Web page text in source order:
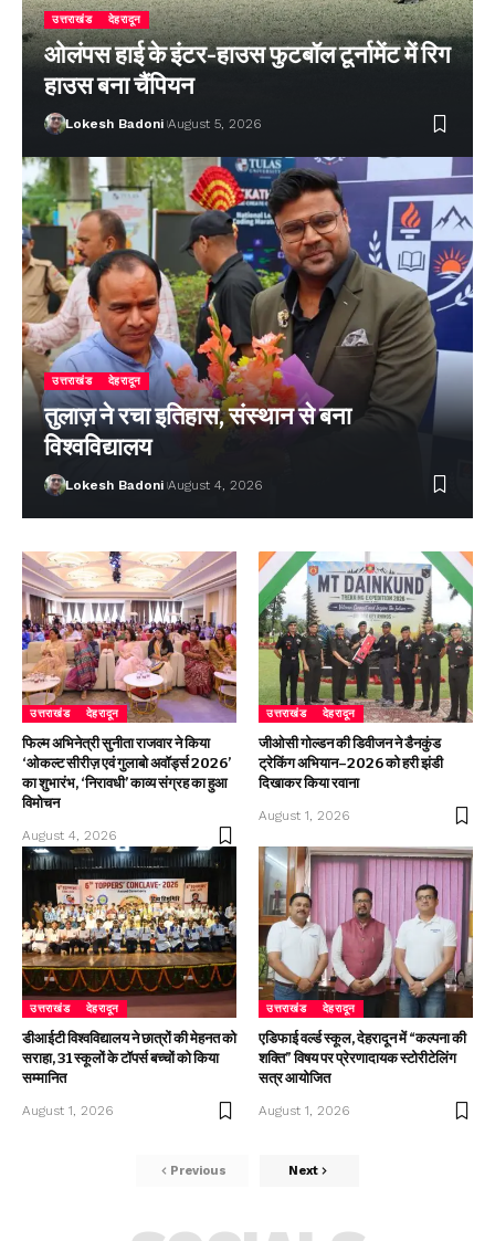
उत्तराखंड देहरादून
ओलंपस हाई के इंटर-हाउस फुटबॉल टूर्नामेंट में रिग
हाउस बना चैंपियन
Lokesh Badoni August 5, 2026
उत्तराखंड देहरादून
तुलाज़ ने रचा इतिहास, संस्थान से बना
विश्वविद्यालय
Lokesh Badoni August 4, 2026
उत्तराखंड देहरादून
फिल्म अभिनेत्री सुनीता राजवार ने किया
‘ओकल्ट सीरीज़ एवं गुलाबो अवॉर्ड्स 2026’
का शुभारंभ, ‘निरावधी’ काव्य संग्रह का हुआ
विमोचन
August 4, 2026
उत्तराखंड देहरादून
जीओसी गोल्डन की डिवीजन ने डैनकुंड
ट्रेकिंग अभियान–2026 को हरी झंडी
दिखाकर किया रवाना
August 1, 2026
उत्तराखंड देहरादून
डीआईटी विश्वविद्यालय ने छात्रों की मेहनत को
सराहा, 31 स्कूलों के टॉपर्स बच्चों को किया
सम्मानित
August 1, 2026
उत्तराखंड देहरादून
एडिफाई वर्ल्ड स्कूल, देहरादून में “कल्पना की
शक्ति” विषय पर प्रेरणादायक स्टोरीटेलिंग
सत्र आयोजित
August 1, 2026
Previous Next